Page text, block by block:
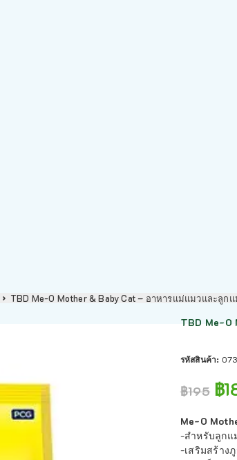
TBD Me-O Mother & Baby Cat – อาหารแม่แมวและลูกแ
TBD Me-O
รหัสสินค้า:
฿195 ฿
Me-O
-สำหรับลูกแ
-เสริมสร้าง